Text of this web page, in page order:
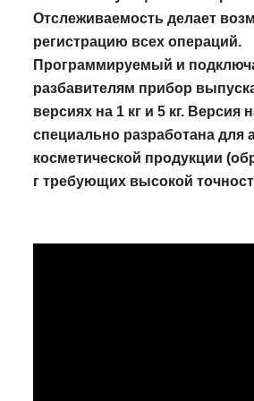
Отслеживаемость делает
регистрацию всех операций.
Программируемый и
разбавителям прибор
версиях на 1 кг и 5 кг. Версия
специально разработана для
косметической продукции
г требующих высокой